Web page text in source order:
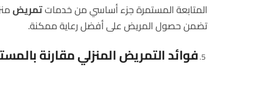
المتابعة المستمرة جزء أساسي من خدماتتمريض
تضمن حصول المريض على أفضل رعاية ممكنة.
فوائد التمريض المنزلي مقارنة